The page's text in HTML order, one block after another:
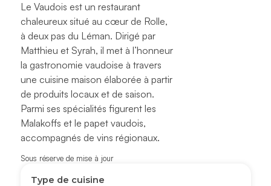
Le Vaudois est un restaurant
chaleureux situé au cœur de Rolle,
à deux pas du Léman. Dirigé par
Matthieu et Syrah, il met à l’honneur
la gastronomie vaudoise à travers
une cuisine maison élaborée à partir
de produits locaux et de saison.
Parmi ses spécialités figurent les
Malakoffs et le papet vaudois,
accompagnés de vins régionaux.
Sous réserve de mise à jour
Type de cuisine